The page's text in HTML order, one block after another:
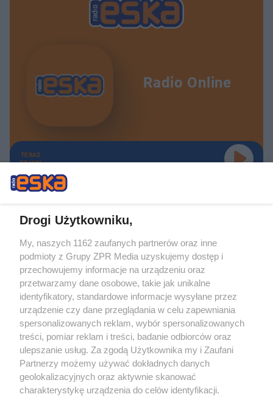
Radio Online
TERAZ
GRAMY
Żaden utwór zamieszczony w serwisie nie może być powielany i
rozpowszechniany lub dalej rozpowszechniany w jakikolwiek sposób (w
tym także elektroniczny lub mechaniczny) na jakimkolwiek polu
eksploatacji w jakiejkolwiek formie, włącznie z umieszczaniem w Internecie
bez pisemnej zgody właściciela praw. Jakiekolwiek użycie lub
wykorzystanie utworów w całości lub w części z naruszeniem prawa, tzn.
bez właściwej zgody, jest zabronione pod groźbą kary i może być ścigane
prawnie.
Drogi Użytkowniku,
My, naszych 1162 zaufanych partnerów oraz inne
podmioty z Grupy ZPR Media uzyskujemy dostęp i
przechowujemy informacje na urządzeniu oraz
przetwarzamy dane osobowe, takie jak unikalne
identyfikatory, standardowe informacje wysyłane przez
urządzenie czy dane przeglądania w celu zapewniania
spersonalizowanych reklam, wybór spersonalizowanych
treści, pomiar reklam i treści, badanie odbiorców oraz
ulepszanie usług. Za zgodą Użytkownika my i Zaufani
Partnerzy możemy używać dokładnych danych
geolokalizacyjnych oraz aktywnie skanować
charakterystykę urządzenia do celów identyfikacji.